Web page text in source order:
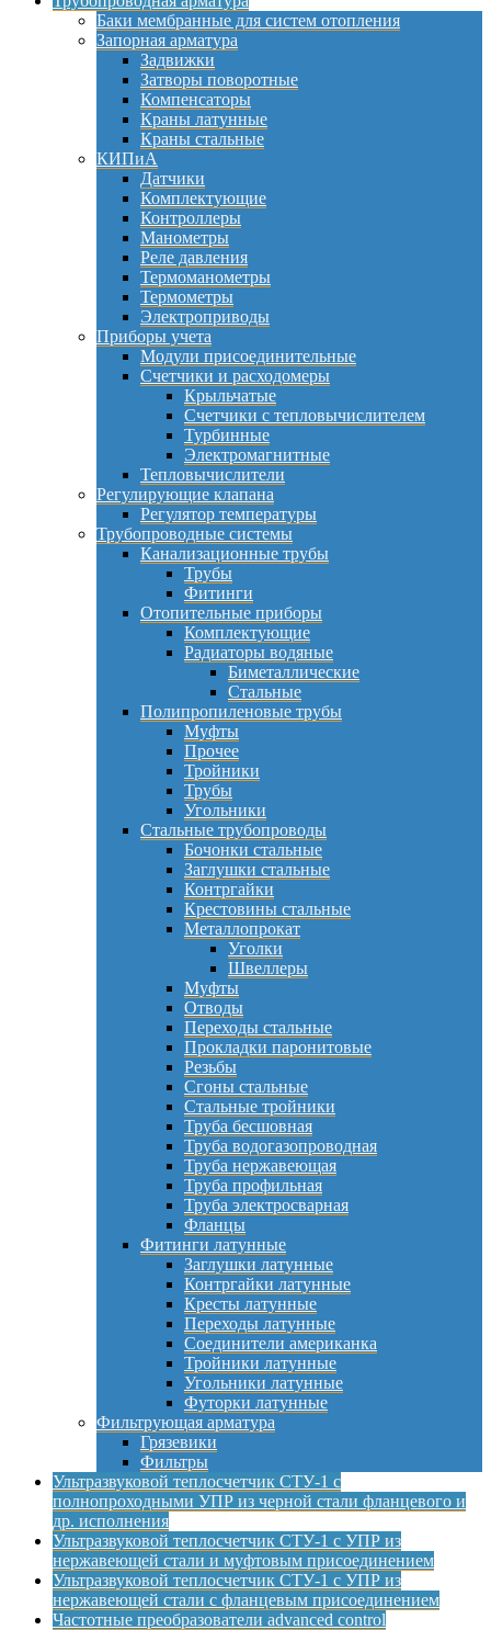
Баки мембранные для систем отопления
Запорная арматура
Задвижки
Затворы поворотные
Компенсаторы
Краны латунные
Краны стальные
КИПиА
Датчики
Комплектующие
Контроллеры
Манометры
Реле давления
Термоманометры
Термометры
Электроприводы
Приборы учета
Модули присоединительные
Счетчики и расходомеры
Крыльчатые
Счетчики с тепловычислителем
Турбинные
Электромагнитные
Тепловычислители
Регулирующие клапана
Регулятор температуры
Трубопроводные системы
Канализационные трубы
Трубы
Фитинги
Отопительные приборы
Комплектующие
Радиаторы водяные
Биметаллические
Стальные
Полипропиленовые трубы
Муфты
Прочее
Тройники
Трубы
Угольники
Стальные трубопроводы
Бочонки стальные
Заглушки стальные
Контргайки
Крестовины стальные
Металлопрокат
Уголки
Швеллеры
Муфты
Отводы
Переходы стальные
Прокладки паронитовые
Резьбы
Сгоны стальные
Стальные тройники
Труба бесшовная
Труба водогазопроводная
Труба нержавеющая
Труба профильная
Труба электросварная
Фланцы
Фитинги латунные
Заглушки латунные
Контргайки латунные
Кресты латунные
Переходы латунные
Соединители американка
Тройники латунные
Угольники латунные
Футорки латунные
Фильтрующая арматура
Грязевики
Фильтры
Ультразвуковой теплосчетчик СТУ-1 с
полнопроходными УПР из черной стали фланцевого и
др. исполнения
Ультразвуковой теплосчетчик СТУ-1 с УПР из
нержавеющей стали и муфтовым присоединением
Ультразвуковой теплосчетчик СТУ-1 с УПР из
нержавеющей стали с фланцевым присоединением
Частотные преобразователи advanced control